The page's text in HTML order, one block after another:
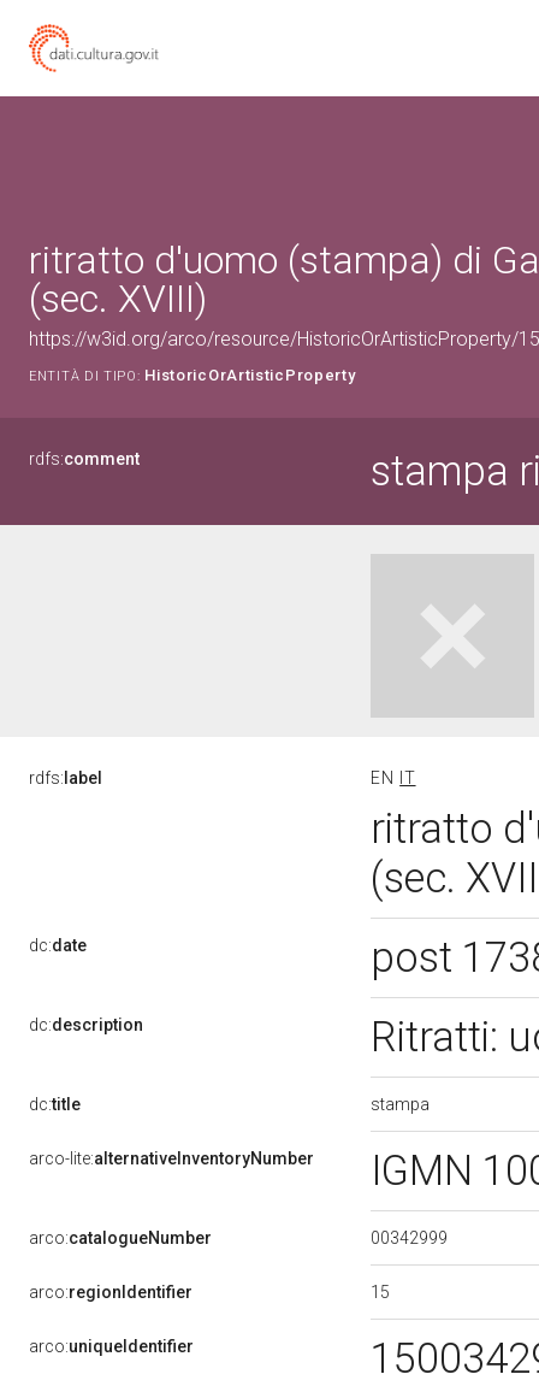
ritratto d'uomo (stampa) di
(sec. XVIII)
https://w3id.org/arco/resource/HistoricOrArtisticProperty/
ENTITÀ DI TIPO: HistoricOrArtisticProperty
rdfs:comment stampa
rdfs: label EN IT
ritratto
(sec.
dc:date post
dc:description Ritratti:
dc:title stampa
arco-lite:alternativeInventoryNumber IGMN
arco:catalogueNumber 00342999
arco:regionIdentifier 15
arco:uniqueIdentifier